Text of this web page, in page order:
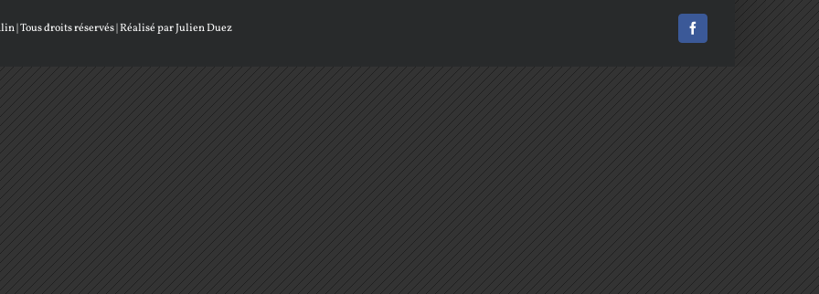
| Tous droits réservés | Réalisé parJulien Duez Facebook